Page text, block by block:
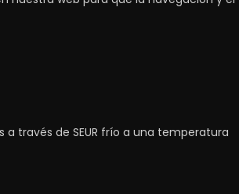
a través de SEUR frío a una temperatura